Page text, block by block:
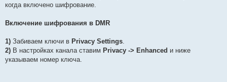
когда включено шифрование.
Включение шифрования в DMR
1) Забиваем ключи в Privacy Settings
2) В настройках канала ставим Privacy -> Enhanced и ниже
указываем номер ключа.